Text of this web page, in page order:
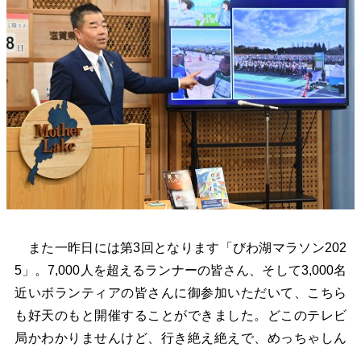
また一昨日には第3回となります「びわ湖マラソン202
5」。7,000人を超えるランナーの皆さん、そして3,000名
近いボランティアの皆さんに御参加いただいて、こちら
も好天のもと開催することができました。どこのテレビ
局かわかりませんけど、行き絶え絶えで、めっちゃしん